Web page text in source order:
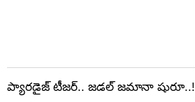
ప్యారడైజ్ టీజర్.. జడల్ జమానా షురూ..!